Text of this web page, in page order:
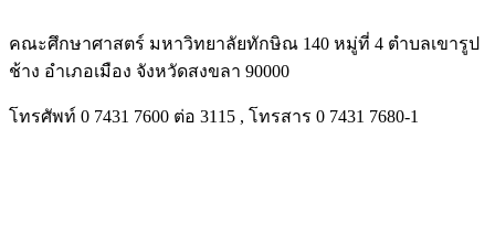
คณะศึกษาศาสตร์ มหาวิทยาลัยทักษิณ 140 หมู่ที่ 4 ตำบลเขารูป
ช้าง อำเภอเมือง จังหวัดสงขลา 90000
โทรศัพท์ 0 7431 7600 ต่อ 3115 , โทรสาร 0 7431 7680-1